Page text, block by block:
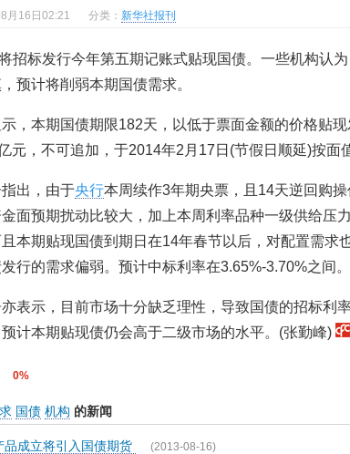
基本面及股市
沥青期货连续
恒生聚源：北
月16日02:21 分类： 新华社报刊
招标发行今年第五期记账式贴现国债。一些机构认
预计将削弱本期国债需求。
，本期国债期限182天，以低于票面金额的价格贴
元，不可追加，于2014年2月17日(节假日顺延)按面
出，由于央行本周续作3年期央票，且14天逆回购操
面预期扰动比较大，加上本周利率品种一级供给压
本期贴现国债到期日在14年春节以后，对配置需求
行的需求偏弱。预计中标利率在3.65%-3.70%之间。
表示，目前市场十分缺乏理性，导致国债的招标利
计本期贴现债仍会高于二级市场的水平。(张勤峰)
0%
国债 机构 的新闻
品成立将引入国债期货 (2013-08-16)